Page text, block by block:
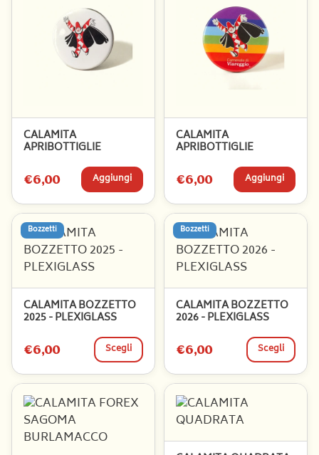
CALAMITA
APRIBOTTIGLIE
€6,00 Aggiungi
CALAMITA
APRIBOTTIGLIE
€6,00 Aggiungi
Bozzetti
CALAMITA BOZZETTO
2025 - PLEXIGLASS
€6,00 Scegli
Bozzetti
CALAMITA BOZZETTO
2026 - PLEXIGLASS
€6,00 Scegli